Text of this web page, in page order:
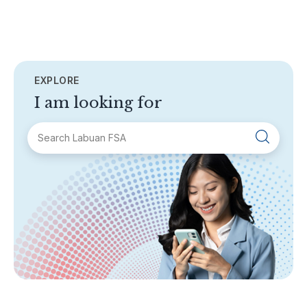
EXPLORE
I am looking for
About Labuan FSA
Areas of Business
Legislation & Guidelines
General Info
AML/CFT